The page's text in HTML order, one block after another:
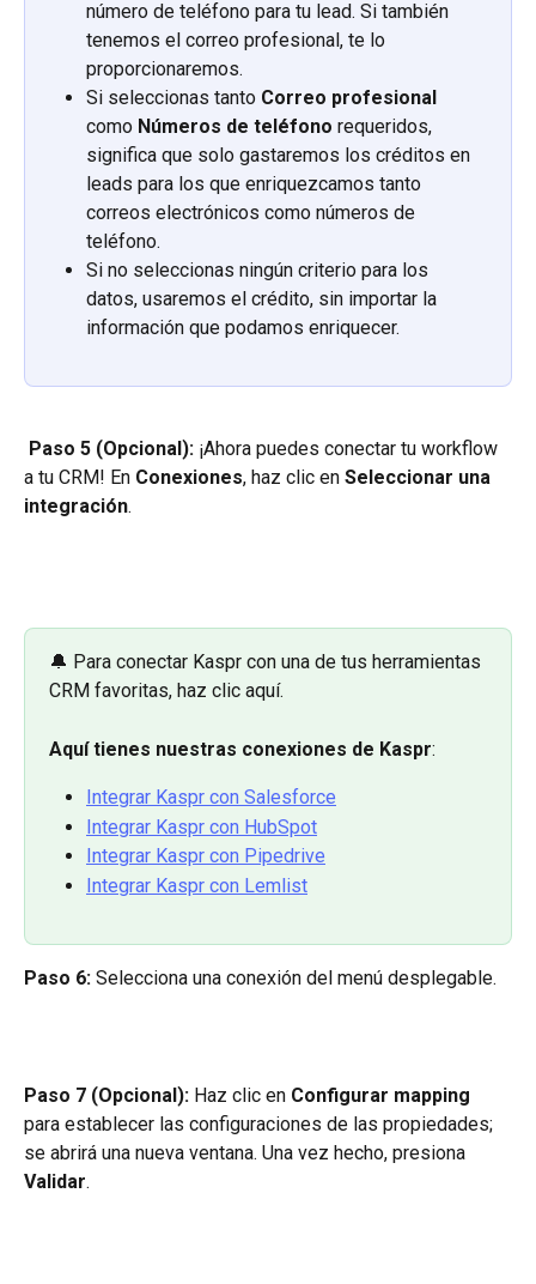
número de teléfono para tu lead. Si también
tenemos el correo profesional, te lo
proporcionaremos.
Si seleccionas tanto Correo profesional
como Números de teléfono requeridos,
significa que solo gastaremos los créditos en
leads para los que enriquezcamos tanto
correos electrónicos como números de
teléfono.
Si no seleccionas ningún criterio para los
datos, usaremos el crédito, sin importar la
información que podamos enriquecer.
Paso 5 (Opcional): ¡Ahora puedes conectar tu workflow
a tu CRM! En Conexiones, haz clic en Seleccionar una
integración.
🔔 Para conectar Kaspr con una de tus herramientas
CRM favoritas, haz clic aquí.
Aquí tienes nuestras conexiones de Kaspr:
Integrar Kaspr con Salesforce
Integrar Kaspr con HubSpot
Integrar Kaspr con Pipedrive
Integrar Kaspr con Lemlist
Paso 6: Selecciona una conexión del menú desplegable.
Paso 7 (Opcional): Haz clic en Configurar mapping
para establecer las configuraciones de las propiedades;
se abrirá una nueva ventana. Una vez hecho, presiona
Validar.